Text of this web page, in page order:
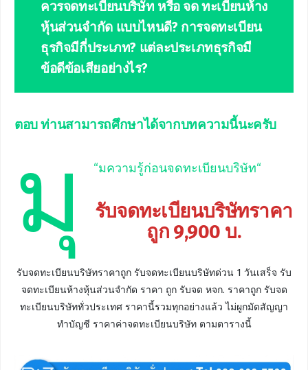
ควรจดทะเบียนบริษัท หรือ จด ทะเบียนห้าง
หุ้นส่วนจำกัด แบบไหนดี? การจดทะเบียน
ธุรกิจมีกี่ประเภท? แต่ละประเภทธุรกิจมี
ข้อดีข้อเสียอย่างไร?
ตอบท่านสามารถศึกษาได้จากบทความนี้นะครับ
“
มุ มความรู้ก่อนจดทะเบียนบริษัท“
รับจดทะเบียนบริษัทราคา
ถูก 9,900 บ.
รับจดทะเบียนบริษัทราคาถูก รับจดทะเบียนบริษัทด่วน 1 วันเสร็จ รับ
จดทะเบียนห้างหุ้นส่วนจำกัด ราคา ถูก รับจด หจก. ราคาถูก รับจด
ทะเบียนบริษัททั่วประเทศ ราคานี้รวมทุกอย่างแล้ว ไม่ผูกมัดสัญญา
ทำบัญชี ราคาค่าจดทะเบียนบริษัท ตามตารางนี้